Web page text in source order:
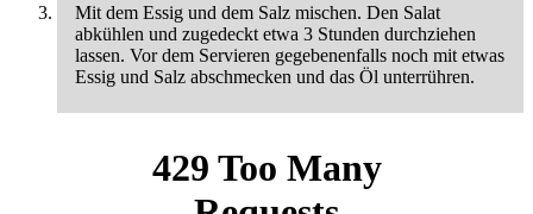
Mit dem Essig und dem Salz mischen. Den Salat
abkühlen und zugedeckt etwa 3 Stunden durchziehen
lassen. Vor dem Servieren gegebenenfalls noch mit etwas
Essig und Salz abschmecken und das Öl unterrühren.